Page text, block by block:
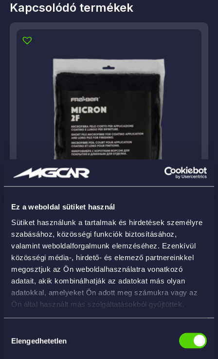
Ez a weboldal sütiket használ
Sütiket használunk a tartalmak és hirdetések személyre
szabásához, közösségi funkciók biztosításához,
valamint weboldalforgalmunk elemzéséhez. Ezenkívül
közösségi média-, hirdető- és elemező partnereinkkel
megosztjuk az Ön weboldalhasználatra vonatkozó
adatait, akik kombinálhatják az adatokat más olyan
adatokkal, amelyeket Ön adott meg számukra vagy az
Ön által használt más szolgáltatásokból gyűjtöttek.
kiválasztása
Elengedhetetlen
Kapcsolódó termékek
MICRON 2FACE 500GSM 40X40 – kétoldalú
mikroszálas kendő
2 290Ft
KOSÁRBA